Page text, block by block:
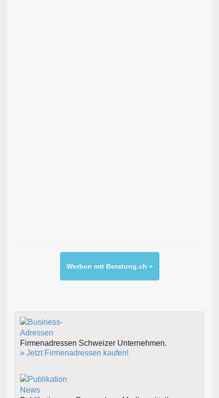
Werben mit Beratung.ch »
Firmenadressen Schweizer Unternehmen.
» Jetzt Firmenadressen kaufen!